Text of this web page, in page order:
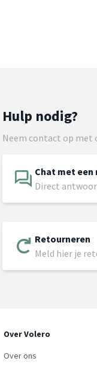
Hulp nodig?
Neem contact op met
Chat met
Direct
Retourneren
Meld hier je
Over Volero
Over ons